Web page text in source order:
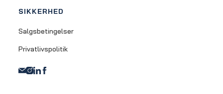
SIKKERHED
Salgsbetingelser
Privatlivspolitik